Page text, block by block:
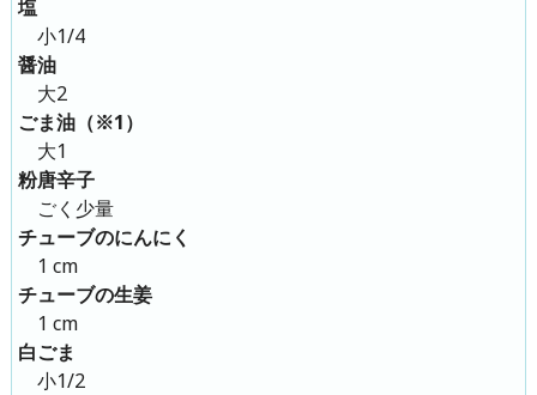
塩
小1/4
醤油
大2
ごま油（※1）
大1
粉唐辛子
ごく少量
チューブのにんにく
1 cm
チューブの生姜
1 cm
白ごま
小1/2